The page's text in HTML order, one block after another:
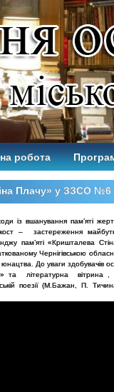
робота
Плачу» у ЗЗСО №6
із вшанування пам’яті
– застереження
пам’яті «Кришталева
Чернігівською
До уваги здобувачів
та літературна
поезії (М.Бажан, П.